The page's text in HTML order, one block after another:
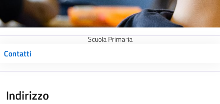
Scuola Primaria
Contatti
Indirizzo